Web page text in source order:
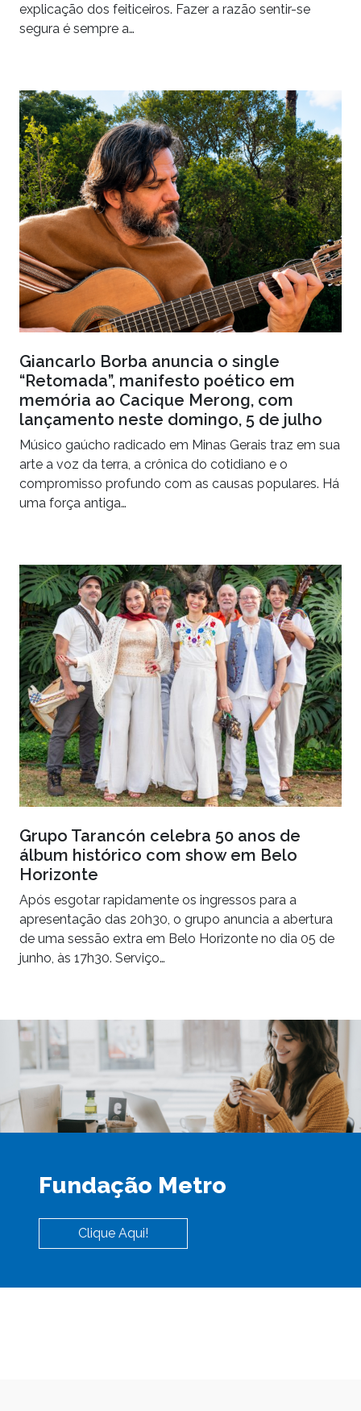
explicação dos feiticeiros. Fazer a razão sentir-se
segura é sempre a…
Giancarlo Borba anuncia o single
“Retomada”, manifesto poético em
memória ao Cacique Merong, com
lançamento neste domingo, 5 de julho
Músico gaúcho radicado em Minas Gerais traz em sua
arte a voz da terra, a crônica do cotidiano e o
compromisso profundo com as causas populares. Há
uma força antiga…
Grupo Tarancón celebra 50 anos de
álbum histórico com show em Belo
Horizonte
Após esgotar rapidamente os ingressos para a
apresentação das 20h30, o grupo anuncia a abertura
de uma sessão extra em Belo Horizonte no dia 05 de
junho, às 17h30. Serviço…
Fundação Metro
Clique Aqui!